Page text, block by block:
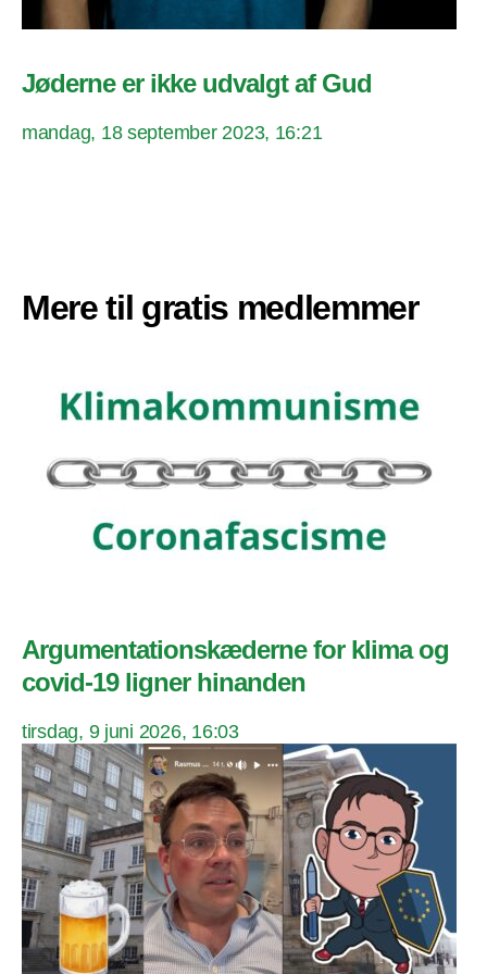
Jøderne er ikke udvalgt af Gud
mandag, 18 september 2023, 16:21
Mere til gratis medlemmer
Argumentationskæderne for klima og
covid-19 ligner hinanden
tirsdag, 9 juni 2026, 16:03